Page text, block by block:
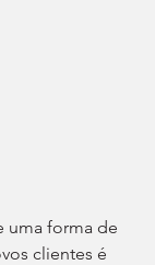
uma forma de
clientes é